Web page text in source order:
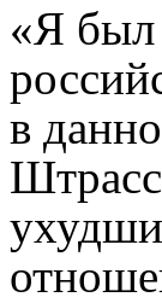
«Я был
в